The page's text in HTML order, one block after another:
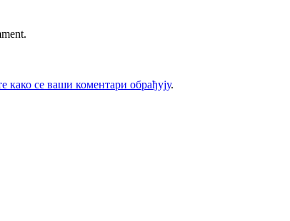
како се ваши коментари обрађују.